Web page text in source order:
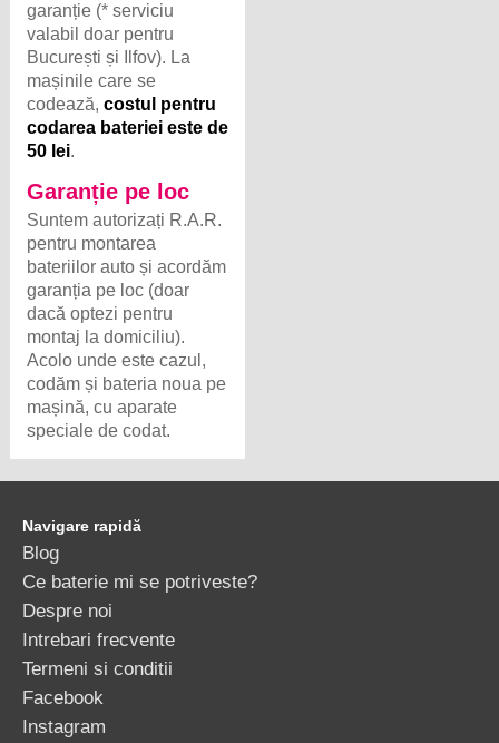
garanție (* serviciu
valabil doar pentru
București și Ilfov). La
mașinile care se
codează,costul pentru
codarea bateriei este de
50 lei.
Garanție pe loc
Suntem autorizați R.A.R.
pentru montarea
bateriilor auto și acordăm
garanția pe loc (doar
dacă optezi pentru
montaj la domiciliu).
Acolo unde este cazul,
codăm și bateria noua pe
mașină, cu aparate
speciale de codat.
Navigare rapidă
Blog
Ce baterie mi se potriveste?
Despre noi
Intrebari frecvente
Termeni si conditii
Facebook
Instagram